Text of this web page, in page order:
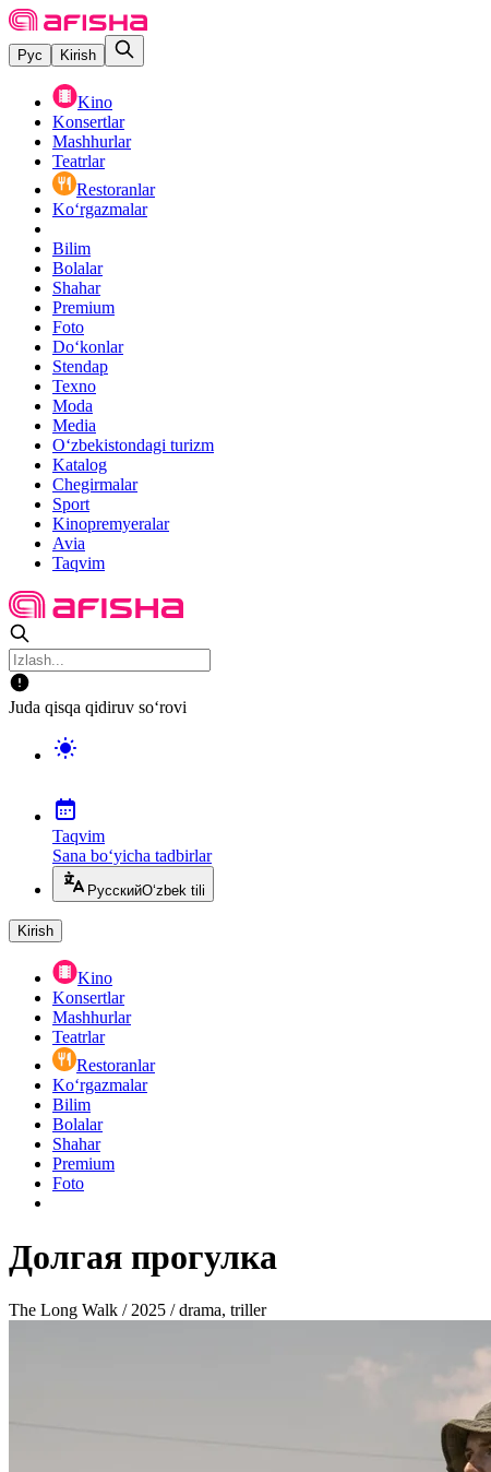
Рус Kirish
Kino
Konsertlar
Mashhurlar
Teatrlar
Restoranlar
Ko‘rgazmalar
Bilim
Bolalar
Shahar
Premium
Foto
Do‘konlar
Stendap
Texno
Moda
Media
O‘zbekistondagi turizm
Katalog
Chegirmalar
Sport
Kinopremyeralar
Avia
Taqvim
Juda qisqa qidiruv so‘rovi
Taqvim
Sana bo‘yicha tadbirlar
РусскийO‘zbek tili
Kirish
Kino
Konsertlar
Mashhurlar
Teatrlar
Restoranlar
Ko‘rgazmalar
Bilim
Bolalar
Shahar
Premium
Foto
Долгая прогулка
The Long Walk / 2025 / drama, triller